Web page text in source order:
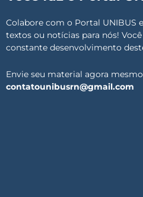
Colabore com o Portal UNIBUS
textos ou notícias para nós!
constante desenvolvimento
Envie seu material agora
contatounibusrn@gmail.com